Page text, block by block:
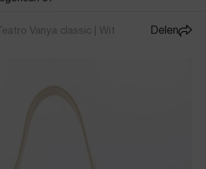
Teatro Vanya classic | Wit Delen